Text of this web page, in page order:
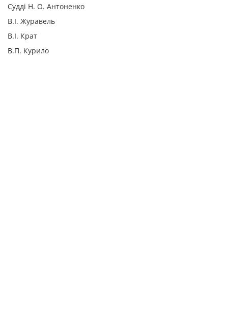
Судді Н. О. Антоненко
В.І. Журавель
В.І. Крат
В.П. Курило